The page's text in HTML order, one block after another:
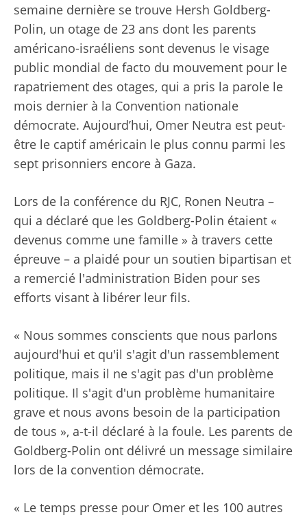
semaine dernière se trouve Hersh Goldberg-
Polin, un otage de 23 ans dont les parents
américano-israéliens sont devenus le visage
public mondial de facto du mouvement pour le
rapatriement des otages, qui a pris la parole le
mois dernier à la Convention nationale
démocrate. Aujourd’hui, Omer Neutra est peut-
être le captif américain le plus connu parmi les
sept prisonniers encore à Gaza.
Lors de la conférence du RJC, Ronen Neutra –
qui a déclaré que les Goldberg-Polin étaient «
devenus comme une famille » à travers cette
épreuve – a plaidé pour un soutien bipartisan et
a remercié l'administration Biden pour ses
efforts visant à libérer leur fils.
« Nous sommes conscients que nous parlons
aujourd'hui et qu'il s'agit d'un rassemblement
politique, mais il ne s'agit pas d'un problème
politique. Il s'agit d'un problème humanitaire
grave et nous avons besoin de la participation
de tous », a-t-il déclaré à la foule. Les parents de
Goldberg-Polin ont délivré un message similaire
lors de la convention démocrate.
« Le temps presse pour Omer et les 100 autres